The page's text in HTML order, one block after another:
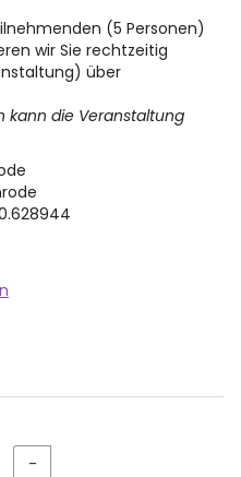
(5 Personen)
wir Sie rechtzeitig
über
kann die Veranstaltung
Menge
-